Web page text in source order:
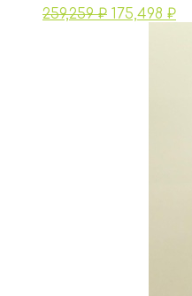
259,259₽ 175,498 ₽